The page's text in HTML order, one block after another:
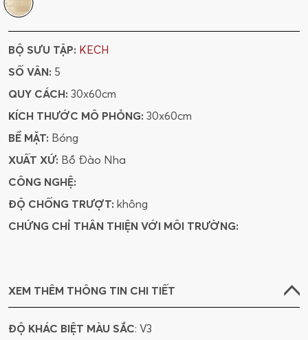
36GP0886
BỘ SƯU TẬP: KECH
SỐ VÂN: 5
QUY CÁCH: 30x60cm
KÍCH THƯỚC MÔ PHỎNG: 30x60cm
BỀ MẶT: Bóng
XUẤT XỨ: Bồ Đào Nha
CÔNG NGHỆ:
ĐỘ CHỐNG TRƯỢT: không
CHỨNG CHỈ THÂN THIỆN VỚI MÔI TRƯỜNG:
XEM THÊM THÔNG TIN CHI TIẾT
ĐỘ KHÁC BIỆT MÀU SẮC: V3